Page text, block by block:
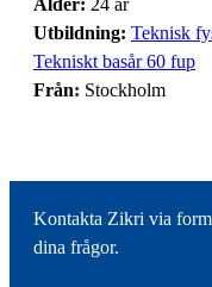
Utbildning: Teknisk
Tekniskt basår 60 fup
Från: Stockholm
Kontakta Zikri via
dina frågor.